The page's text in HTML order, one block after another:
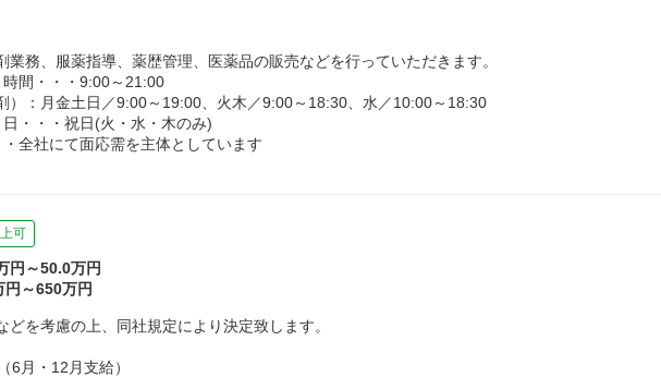
業務、服薬指導、薬歴管理、医薬品の販売などを行っていただきます。
間・・・9:00～21:00
）：月金土日／9:00～19:00、火木／9:00～18:30、水／10:00～18:30
・・・祝日(火・水・木のみ)
全社にて面応需を主体としています
可
円～50.0万円
円～650万円
を考慮の上、同社規定により決定致します。
6月・12月支給）